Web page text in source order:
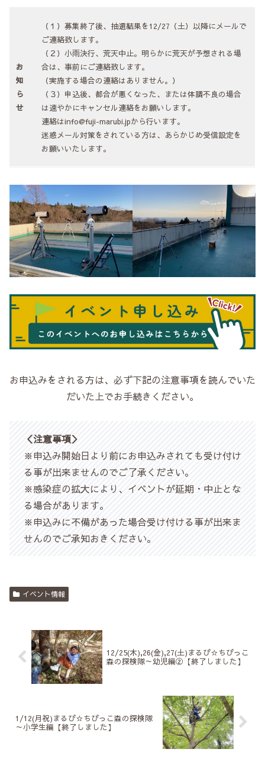
お
知
ら
せ
（１）募集終了後、抽選結果を12/27（土）以降にメールで
ご連絡致します。
（２）小雨決行、荒天中止。明らかに荒天が予想される場
合は、事前にご連絡致します。
（実施する場合の連絡はありません。）
（３）申込後、都合が悪くなった、または体調不良の場合
は速やかにキャンセル連絡をお願いします。
連絡はinfo@fuji-marubi.jpから行います。
迷惑メール対策をされている方は、あらかじめ受信設定を
お願いいたします。
お申込みをされる方は、必ず下記の注意事項を読んでいた
だいた上でお手続きください。
＜注意事項＞
※申込み開始日より前にお申込みされても受け付け
る事が出来ませんのでご了承ください。
※感染症の拡大により、イベントが延期・中止とな
る場合があります。
※申込みに不備があった場合受け付ける事が出来ま
せんのでご承知おきください。
イベント情報
12/25(木),26(金),27(土)まるび☆ちびっこ
森の探検隊～幼児編②【終了しました】
1/12(月祝)まるび☆ちびっこ森の探検隊
～小学生編【終了しました】